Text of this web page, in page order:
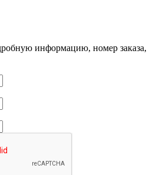
информацию, номер заказа,